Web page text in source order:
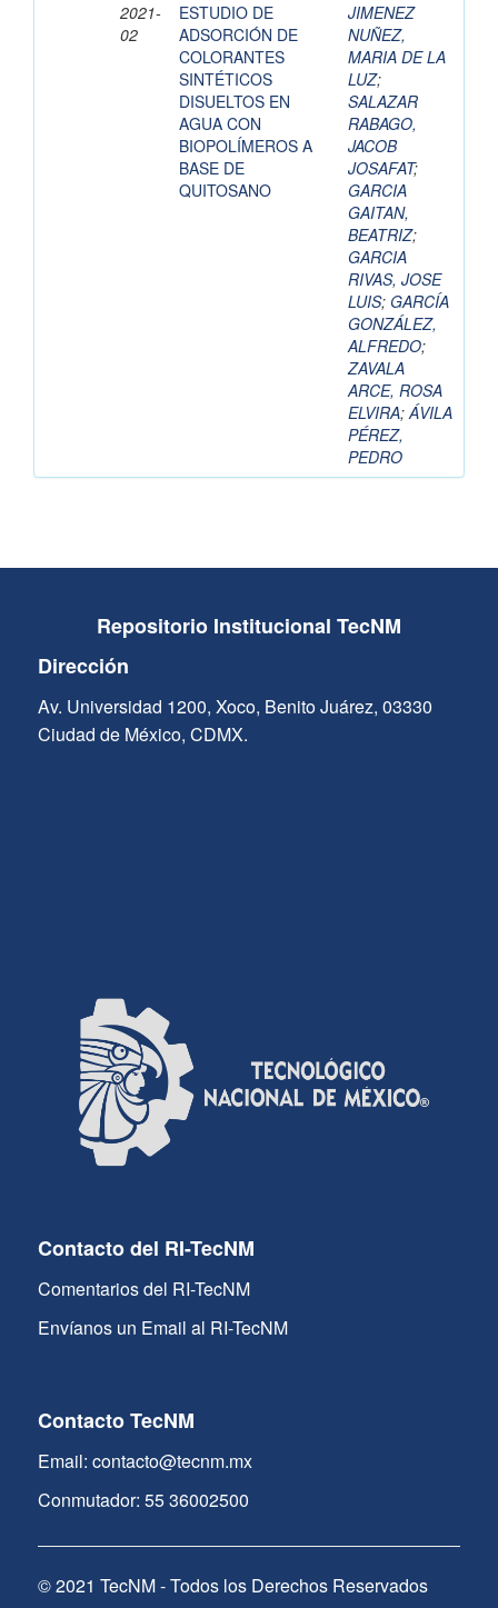
2021-
02
ESTUDIO DE
ADSORCIÓN DE
COLORANTES
SINTÉTICOS
DISUELTOS EN
AGUA CON
BIOPOLÍMEROS A
BASE DE
QUITOSANO
JIMENEZ
NUÑEZ,
MARIA DE LA
LUZ;
SALAZAR
RABAGO,
JACOB
JOSAFAT;
GARCIA
GAITAN,
BEATRIZ;
GARCIA
RIVAS, JOSE
LUIS; GARCÍA
GONZÁLEZ,
ALFREDO;
ZAVALA
ARCE, ROSA
ELVIRA;ÁVILA
PÉREZ,
PEDRO
Repositorio Institucional TecNM
Dirección
Av. Universidad 1200, Xoco, Benito Juárez, 03330
Ciudad de México, CDMX.
Contacto del RI-TecNM
Comentarios del RI-TecNM
Envíanos un Email al RI-TecNM
Contacto TecNM
Email: contacto@tecnm.mx
Conmutador: 55 36002500
© 2021 TecNM - Todos los Derechos Reservados